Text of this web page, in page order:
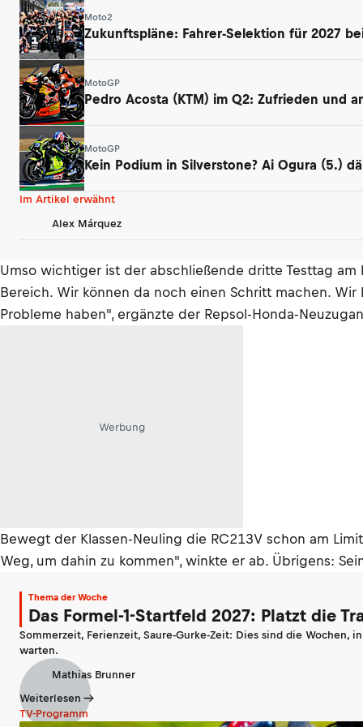
Moto2
Zukunftspläne: Fahrer-Selektion für 2027
MotoGP
Pedro Acosta (KTM) im Q2: Zufrieden und
MotoGP
Kein Podium in Silverstone? Ai Ogura (5.)
Im Artikel erwähnt
Alex Márquez
Umso wichtiger ist der abschließende dritte Testtag
Bereich. Wir können da noch einen Schritt machen.
Probleme haben", ergänzte der Repsol-Honda-
Werbung
Bewegt der Klassen-Neuling die RC213V schon am
Weg, um dahin zu kommen", winkte er ab. Übrigens:
Thema der Woche
Das Formel-1-Startfeld 2027: Platzt die
Sommerzeit, Ferienzeit, Saure-Gurke-Zeit: Dies sind die
warten.
Mathias Brunner
Weiterlesen
TV-Programm